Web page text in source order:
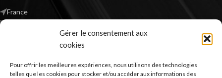
Gérer le consentement aux
cookies
Pour offrir les meilleures expériences, nous utilisons des technologies
telles que les cookies pour stocker et/ou accéder aux informations des
France
*TVA non applicable – article 293 B du CGI